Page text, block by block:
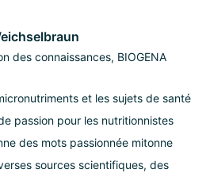
des connaissances, BIOGENA
et les sujets de santé
passion pour les nutritionnistes
des mots passionnée mitonne
sources scientifiques, des